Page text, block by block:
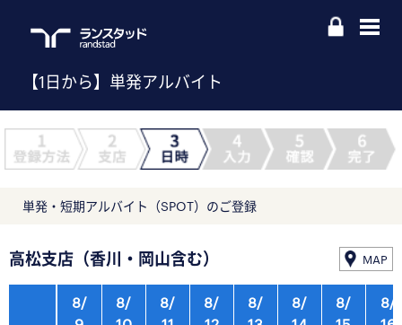
【1日から】単発アルバイト
単発・短期アルバイト（SPOT）のご登録
高松支店（香川・岡山含む） MAP
8/
8/
8/
8/
8/
8/
8/
8/